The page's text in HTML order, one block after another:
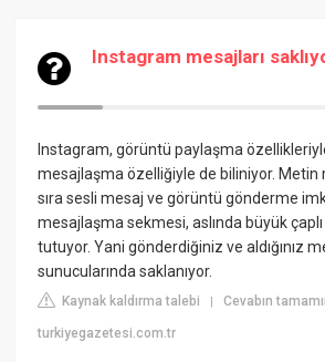
Instagram mesajları
Instagram, görüntü paylaşma
mesajlaşma özelliğiyle de biliniyor. Metin
sıra sesli mesaj ve görüntü gönderme
mesajlaşma sekmesi, aslında büyük çaplı
tutuyor. Yani gönderdiğiniz ve aldığınız
sunucularında saklanıyor.
Kaynak kaldırma talebi |Cevabın
turkiyegazetesi.com.tr